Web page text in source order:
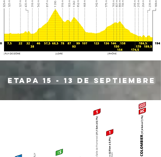
etapa 15 - 13 de septiembre